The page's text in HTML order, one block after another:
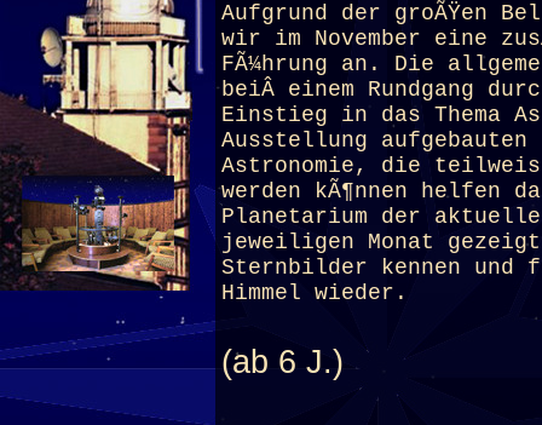
Aufgrund der groÃŸen
wir im November eine
FÃ¼hrung an. Die
beiÂ einem Rundgang
Einstieg in das Thema
Ausstellung aufgebauten
Astronomie, die
werden kÃ¶nnen helfen
Planetarium der aktuelle
jeweiligen Monat
Sternbilder kennen und
Himmel wieder.
(ab 6 J.)